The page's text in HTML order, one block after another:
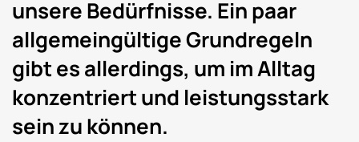
unsere Bedürfnisse. Ein paar
allgemeingültige Grundregeln
gibt es allerdings, um im Alltag
konzentriert und leistungsstark
sein zu können.